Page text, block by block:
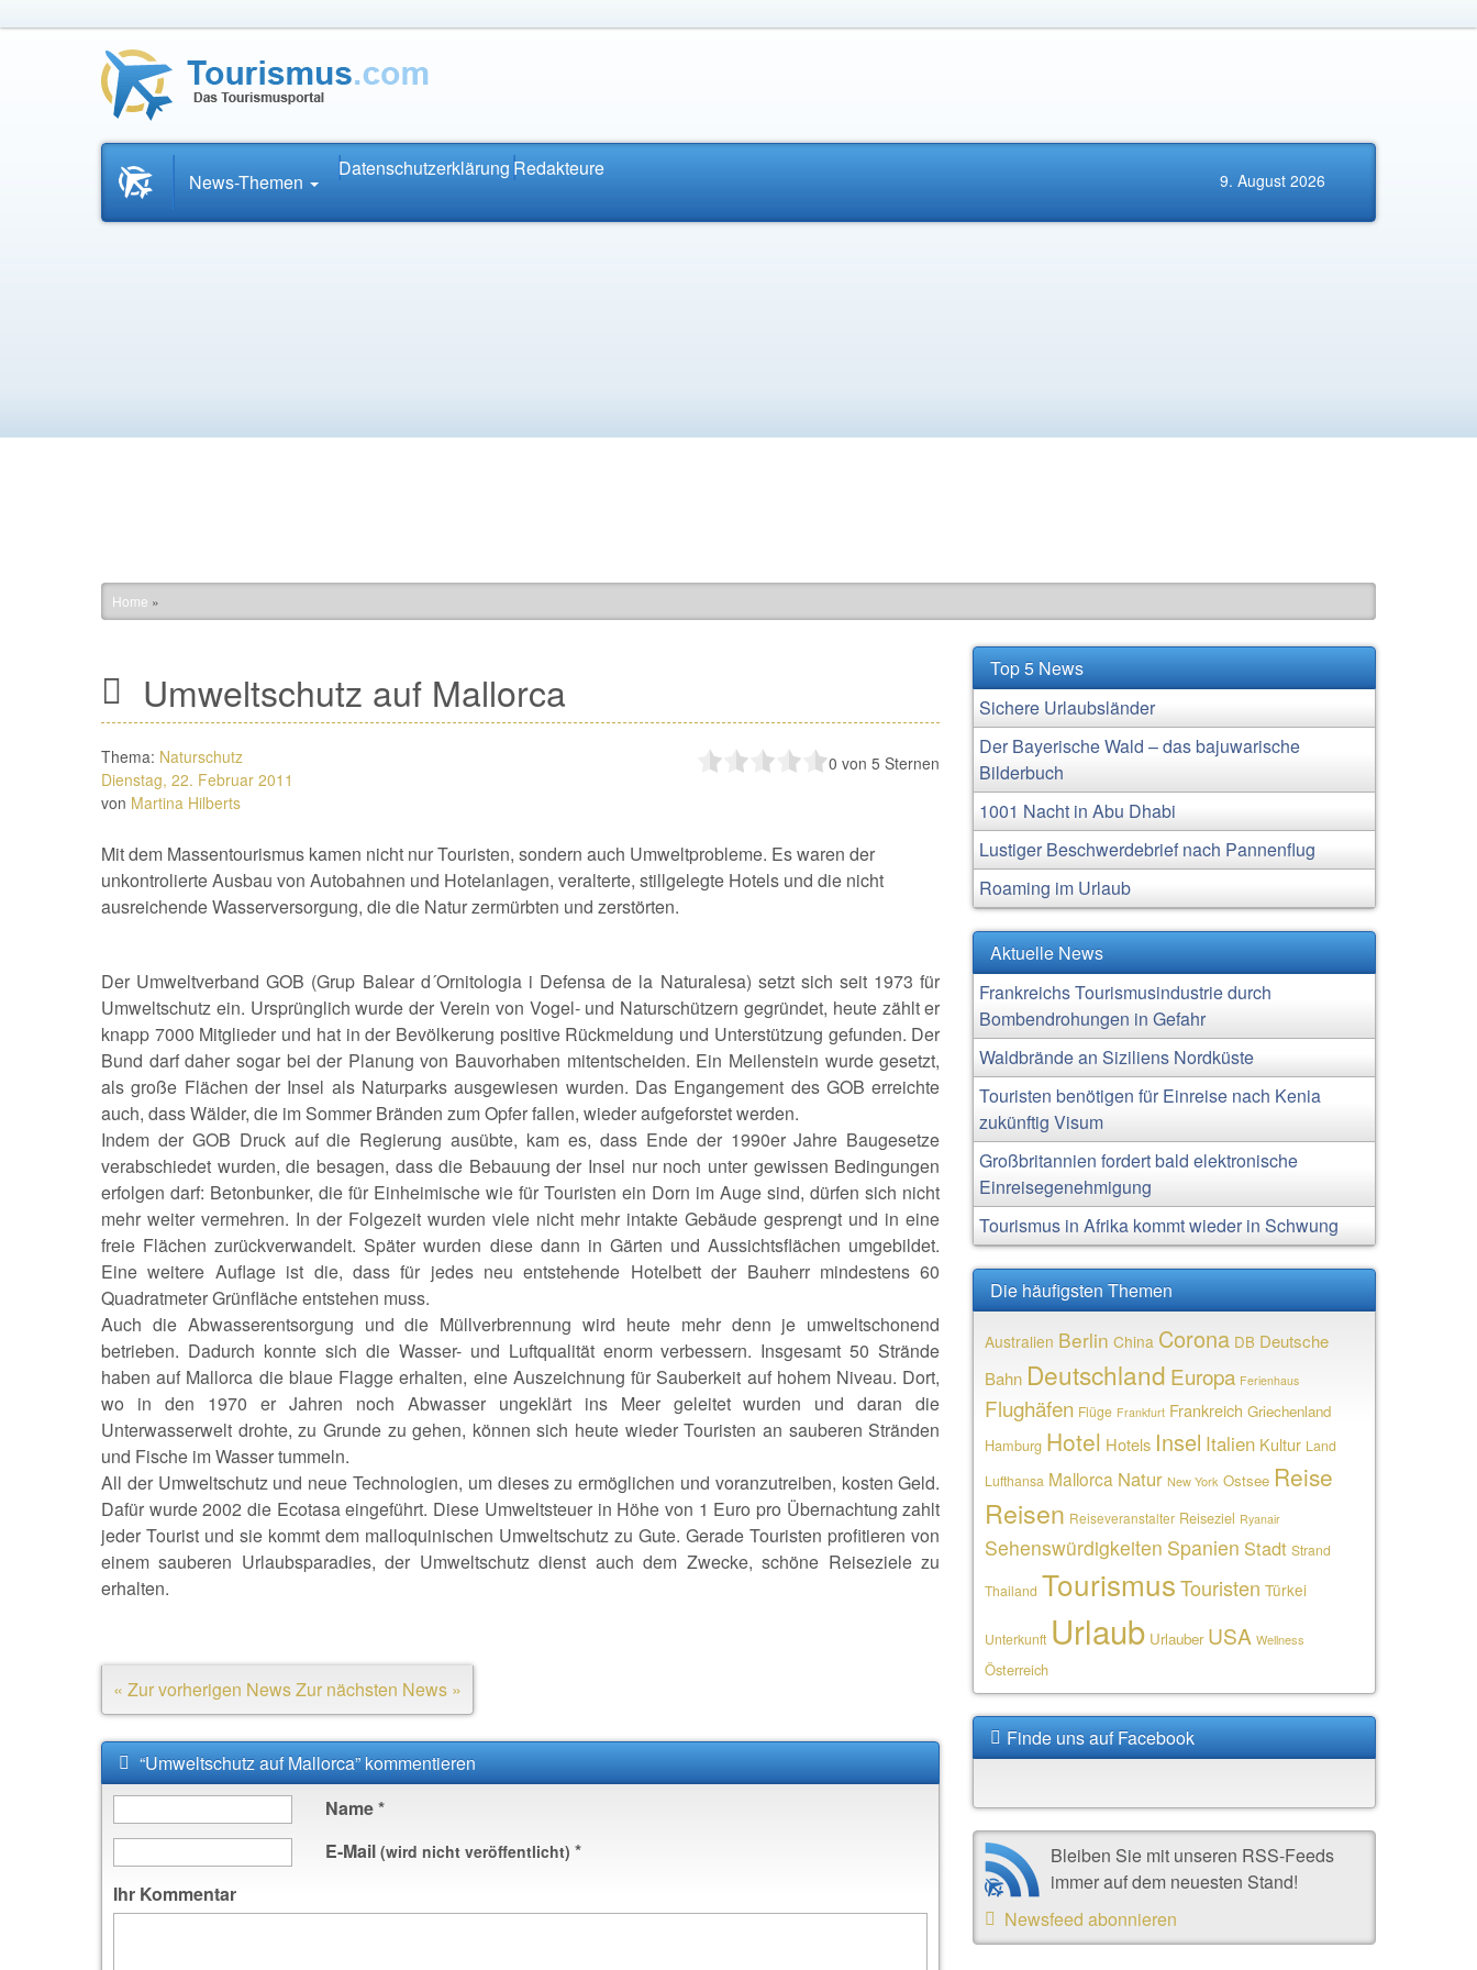
Startseite
News.Tourismus.com
News-Themen
Datenschutzerklärung Redakteure 9. August 2026
Home »
Umweltschutz auf Mallorca
Thema: Naturschutz
Dienstag, 22. Februar 2011
von Martina Hilberts
0 von 5 Sternen
Mit dem Massentourismus kamen nicht nur Touristen, sondern auch Umweltprobleme. Es waren der
unkontrolierte Ausbau von Autobahnen und Hotelanlagen, veralterte, stillgelegte Hotels und die nicht
ausreichende Wasserversorgung, die die Natur zermürbten und zerstörten.
Der Umweltverband GOB (Grup Balear d´Ornitologia i Defensa de la Naturalesa) setzt sich seit 1973 für
Umweltschutz ein. Ursprünglich wurde der Verein von Vogel- und Naturschützern gegründet, heute zählt er
knapp 7000 Mitglieder und hat in der Bevölkerung positive Rückmeldung und Unterstützung gefunden. Der
Bund darf daher sogar bei der Planung von Bauvorhaben mitentscheiden. Ein Meilenstein wurde gesetzt,
als große Flächen der Insel als Naturparks ausgewiesen wurden. Das Engangement des GOB erreichte
auch, dass Wälder, die im Sommer Bränden zum Opfer fallen, wieder aufgeforstet werden.
Indem der GOB Druck auf die Regierung ausübte, kam es, dass Ende der 1990er Jahre Baugesetze
verabschiedet wurden, die besagen, dass die Bebauung der Insel nur noch unter gewissen Bedingungen
erfolgen darf: Betonbunker, die für Einheimische wie für Touristen ein Dorn im Auge sind, dürfen sich nicht
mehr weiter vermehren. In der Folgezeit wurden viele nicht mehr intakte Gebäude gesprengt und in eine
freie Flächen zurückverwandelt. Später wurden diese dann in Gärten und Aussichtsflächen umgebildet.
Eine weitere Auflage ist die, dass für jedes neu entstehende Hotelbett der Bauherr mindestens 60
Quadratmeter Grünfläche entstehen muss.
Auch die Abwasserentsorgung und die Müllverbrennung wird heute mehr denn je umweltschonend
betrieben. Dadurch konnte sich die Wasser- und Luftqualität enorm verbessern. Insgesamt 50 Strände
haben auf Mallorca die blaue Flagge erhalten, eine Auszeichnung für Sauberkeit auf hohem Niveau. Dort,
wo in den 1970 er Jahren noch Abwasser ungeklärt ins Meer geleitet wurden und daran die
Unterwasserwelt drohte, zu Grunde zu gehen, können sich heute wieder Touristen an sauberen Stränden
und Fische im Wasser tummeln.
All der Umweltschutz und neue Technologien, um dieses zu ermöglichen und voranzutreiben, kosten Geld.
Dafür wurde 2002 die Ecotasa eingeführt. Diese Umweltsteuer in Höhe von 1 Euro pro Übernachtung zahlt
jeder Tourist und sie kommt dem malloquinischen Umweltschutz zu Gute. Gerade Touristen profitieren von
einem sauberen Urlaubsparadies, der Umweltschutz dienst auch dem Zwecke, schöne Reiseziele zu
erhalten.
« Zur vorherigen NewsZur nächsten News »
“Umweltschutz auf Mallorca” kommentieren
Name*
E-Mail (wird nicht veröffentlicht) *
Ihr Kommentar
Top 5 News
Sichere Urlaubsländer
Der Bayerische Wald – das bajuwarische
Bilderbuch
1001 Nacht in Abu Dhabi
Lustiger Beschwerdebrief nach Pannenflug
Roaming im Urlaub
Aktuelle News
Frankreichs Tourismusindustrie durch
Bombendrohungen in Gefahr
Waldbrände an Siziliens Nordküste
Touristen benötigen für Einreise nach Kenia
zukünftig Visum
Großbritannien fordert bald elektronische
Einreisegenehmigung
Tourismus in Afrika kommt wieder in Schwung
Die häufigsten Themen
Australien Berlin China Corona DB Deutsche
Bahn Deutschland Europa Ferienhaus
Flughäfen Flüge Frankfurt Frankreich Griechenland
Hamburg Hotel Hotels Insel Italien Kultur Land
Lufthansa Mallorca Natur New York Ostsee Reise
Reisen Reiseveranstalter Reiseziel Ryanair
Sehenswürdigkeiten Spanien Stadt Strand
Thailand Tourismus Touristen Türkei
Unterkunft Urlaub Urlauber USA Wellness
Österreich
Finde uns auf Facebook
Bleiben Sie mit unseren RSS-Feeds
immer auf dem neuesten Stand!
Newsfeed abonnieren